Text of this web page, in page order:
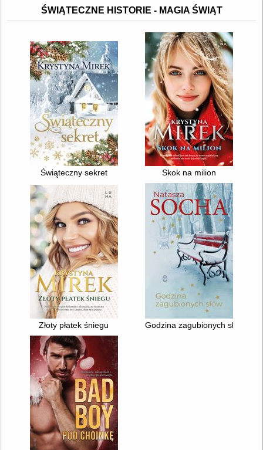
ŚWIĄTECZNE HISTORIE - MAGIA ŚWIĄT
Świąteczny sekret Skok na milion
Złoty płatek śniegu Godzina zagubionych słów